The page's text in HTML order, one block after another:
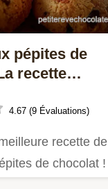
pépites de
recette
4.67 (9 Évaluations)
recette de
de chocolat !